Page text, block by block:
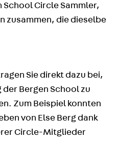
Circle Sammler,
zusammen, die dieselbe
Sie direkt dazu bei,
der Bergen School zu
Zum Beispiel konnten
von Else Berg dank
Circle-Mitglieder